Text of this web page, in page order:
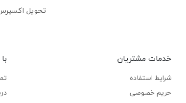
تحویل
خدمات مشتریان
شرایط استفاده
حریم خصوصی